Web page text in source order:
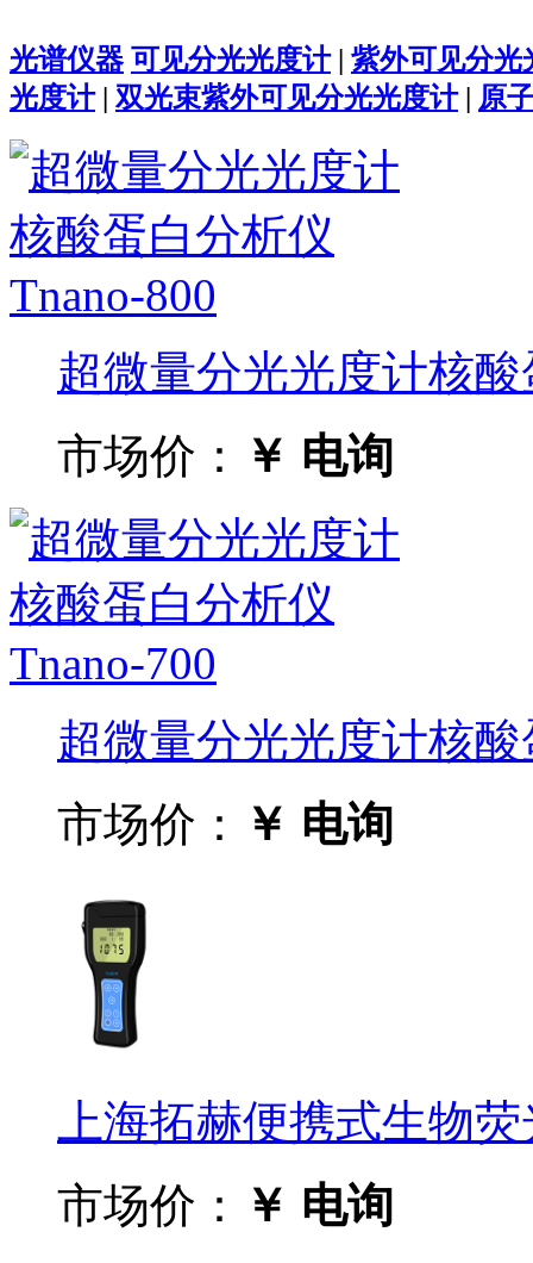
光谱仪器 可见分光光度计| 紫外可见分光
光度计| 双光束紫外可见分光光度计| 原
超微量分光光度计核
市场价：
￥ 电询
超微量分光光度计核
市场价：
￥ 电询
上海拓赫便携式生物
市场价：
￥ 电询